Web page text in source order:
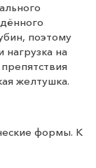
поэтому
на
желтушка.
формы. К